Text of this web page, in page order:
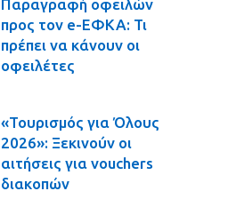
Παραγραφή οφειλών
προς τον e-ΕΦΚΑ: Τι
πρέπει να κάνουν οι
οφειλέτες
«Τουρισμός για Όλους
2026»: Ξεκινούν οι
αιτήσεις για vouchers
διακοπών